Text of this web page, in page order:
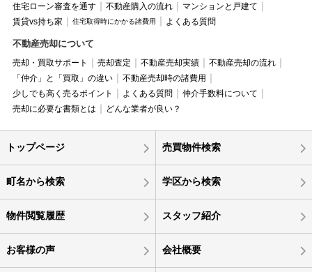
住宅ローン審査を通す 不動産購入の流れ
マンションと戸建て
賃貸vs持ち家
住宅取得時にかかる諸費用 よくある質問
不動産売却について
売却・買取サポート 売却査定 不動産売却実績
不動産売却の流れ
「仲介」と「買取」の違い
不動産売却時の諸費用
少しでも高く売るポイント
よくある質問
仲介手数料について
売却に必要な書類とは
どんな業者が良い？
トップページ 売買物件検索
町名から検索 学区から検索
物件閲覧履歴 スタッフ紹介
お客様の声 会社概要